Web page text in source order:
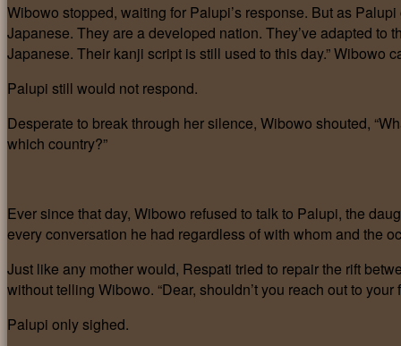
Wibowo stopped, waiting for Palupi’s response. But as
Japanese. They are a developed nation. They’ve adapted
Japanese. Their kanji script is still used to this day.” Wibowo
Palupi still would not respond.
Desperate to break through her silence, Wibowo shouted,
which country?”
Ever since that day, Wibowo refused to talk to Palupi, the
every conversation he had regardless of with whom and the
Just like any mother would, Respati tried to repair the rift
without telling Wibowo. “Dear, shouldn’t you reach out to your
Palupi only sighed.